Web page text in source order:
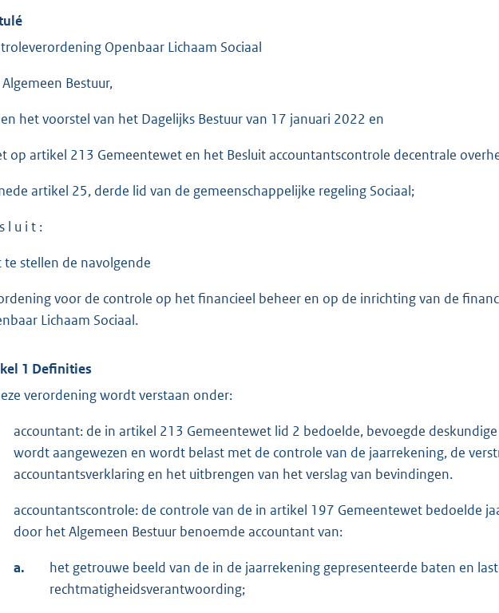
Openbaar Lichaam Sociaal
Bestuur,
het voorstel van het Dagelijks Bestuur van 17 januari 2022 en
op artikel 213 Gemeentewet en het Besluit accountantscontrole decentrale
artikel 25, derde lid van de gemeenschappelijke regeling Sociaal;
l u i t :
te stellen de navolgende
voor de controle op het financieel beheer en op de inrichting van de
Lichaam Sociaal.
1 Definities
verordening wordt verstaan onder:
accountant: de in artikel 213 Gemeentewet lid 2 bedoelde, bevoegde
wordt aangewezen en wordt belast met de controle van de jaarrekening, de
accountantsverklaring en het uitbrengen van het verslag van bevindingen.
accountantscontrole: de controle van de in artikel 197 Gemeentewet bedoelde
door het Algemeen Bestuur benoemde accountant van:
a.
het getrouwe beeld van de in de jaarrekening gepresenteerde baten en
rechtmatigheidsverantwoording;